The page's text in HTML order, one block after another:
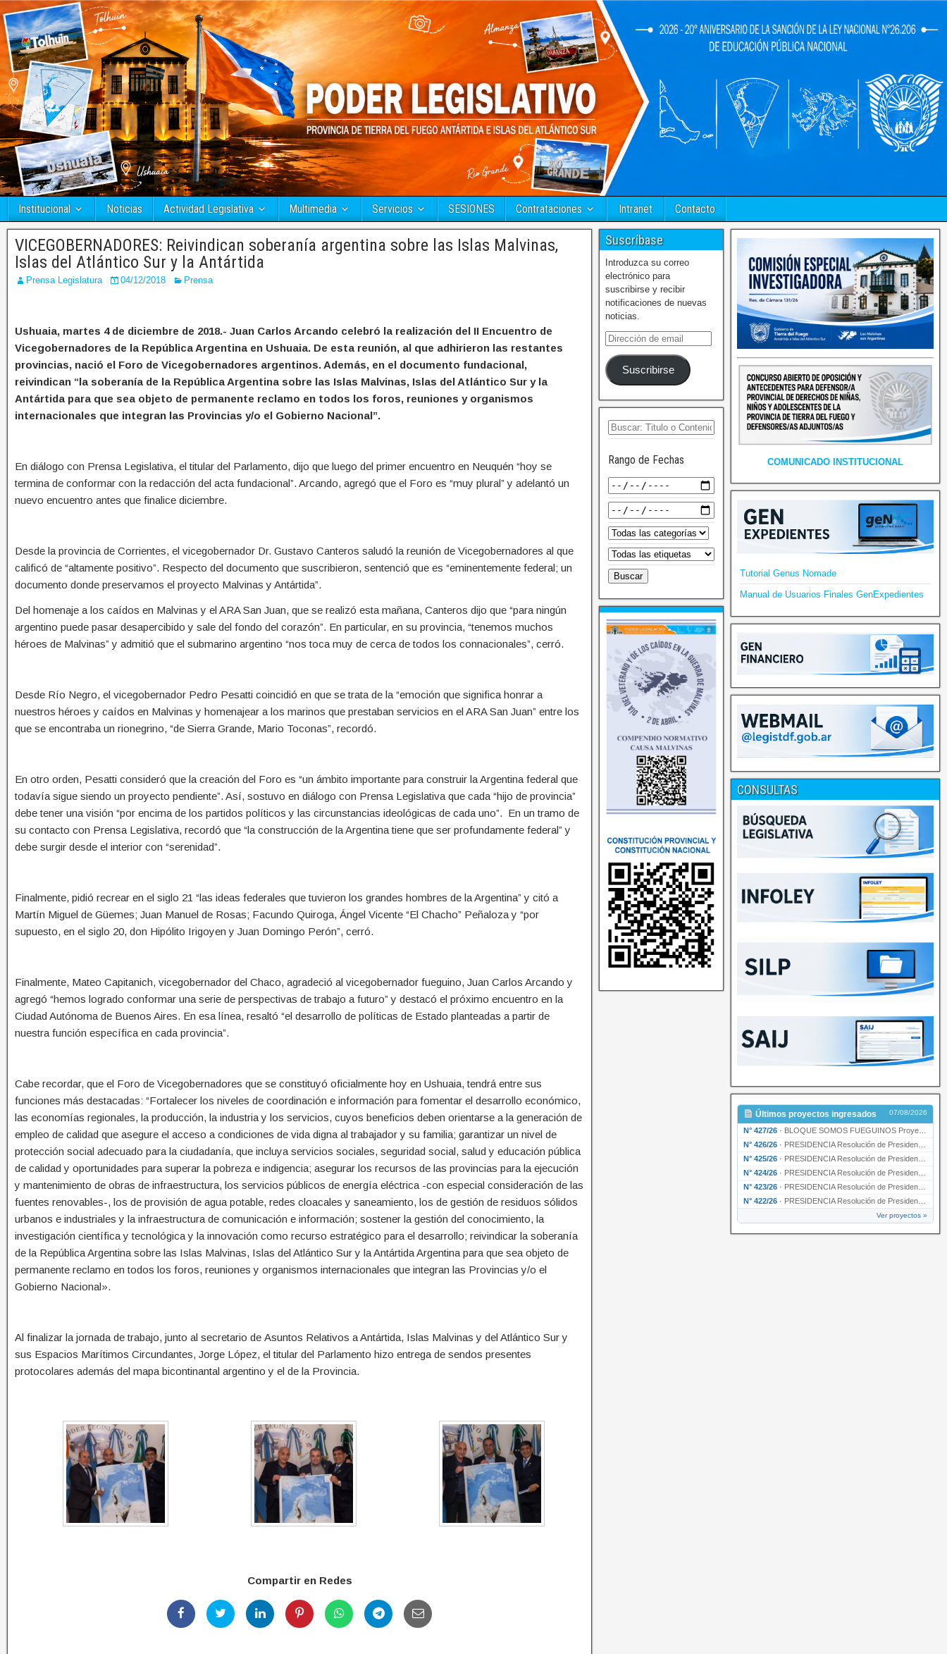
Institucional Noticias Actividad Legislativa Multimedia Servicios SESIONES Contrataciones Intranet Contacto
VICEGOBERNADORES: Reivindican soberanía argentina sobre las Islas Malvinas,
Islas del Atlántico Sur y la Antártida
Prensa Legislatura 04/12/2018 Prensa
Ushuaia, martes 4 de diciembre de 2018.- Juan Carlos Arcando celebró la realización del II Encuentro de
Vicegobernadores de la República Argentina en Ushuaia. De esta reunión, al que adhirieron las restantes
provincias, nació el Foro de Vicegobernadores argentinos. Además, en el documento fundacional,
reivindican “la soberanía de la República Argentina sobre las Islas Malvinas, Islas del Atlántico Sur y la
Antártida para que sea objeto de permanente reclamo en todos los foros, reuniones y organismos
internacionales que integran las Provincias y/o el Gobierno Nacional”.
En diálogo con Prensa Legislativa, el titular del Parlamento, dijo que luego del primer encuentro en Neuquén “hoy se
termina de conformar con la redacción del acta fundacional”. Arcando, agregó que el Foro es “muy plural” y adelantó un
nuevo encuentro antes que finalice diciembre.
Desde la provincia de Corrientes, el vicegobernador Dr. Gustavo Canteros saludó la reunión de Vicegobernadores al que
calificó de “altamente positivo”. Respecto del documento que suscribieron, sentenció que es “eminentemente federal; un
documento donde preservamos el proyecto Malvinas y Antártida”.
Del homenaje a los caídos en Malvinas y el ARA San Juan, que se realizó esta mañana, Canteros dijo que “para ningún
argentino puede pasar desapercibido y sale del fondo del corazón”. En particular, en su provincia, “tenemos muchos
héroes de Malvinas” y admitió que el submarino argentino “nos toca muy de cerca de todos los connacionales”, cerró.
Desde Río Negro, el vicegobernador Pedro Pesatti coincidió en que se trata de la “emoción que significa honrar a
nuestros héroes y caídos en Malvinas y homenajear a los marinos que prestaban servicios en el ARA San Juan” entre los
que se encontraba un rionegrino, “de Sierra Grande, Mario Toconas”, recordó.
En otro orden, Pesatti consideró que la creación del Foro es “un ámbito importante para construir la Argentina federal que
todavía sigue siendo un proyecto pendiente”. Así, sostuvo en diálogo con Prensa Legislativa que cada “hijo de provincia”
debe tener una visión “por encima de los partidos políticos y las circunstancias ideológicas de cada uno”. En un tramo de
su contacto con Prensa Legislativa, recordó que “la construcción de la Argentina tiene que ser profundamente federal” y
debe surgir desde el interior con “serenidad”.
Finalmente, pidió recrear en el siglo 21 “las ideas federales que tuvieron los grandes hombres de la Argentina” y citó a
Martín Miguel de Güemes; Juan Manuel de Rosas; Facundo Quiroga, Ángel Vicente “El Chacho” Peñaloza y “por
supuesto, en el siglo 20, don Hipólito Irigoyen y Juan Domingo Perón”, cerró.
Finalmente, Mateo Capitanich, vicegobernador del Chaco, agradeció al vicegobernador fueguino, Juan Carlos Arcando y
agregó “hemos logrado conformar una serie de perspectivas de trabajo a futuro” y destacó el próximo encuentro en la
Ciudad Autónoma de Buenos Aires. En esa línea, resaltó “el desarrollo de políticas de Estado planteadas a partir de
nuestra función específica en cada provincia”.
Cabe recordar, que el Foro de Vicegobernadores que se constituyó oficialmente hoy en Ushuaia, tendrá entre sus
funciones más destacadas: “Fortalecer los niveles de coordinación e información para fomentar el desarrollo económico,
las economías regionales, la producción, la industria y los servicios, cuyos beneficios deben orientarse a la generación de
empleo de calidad que asegure el acceso a condiciones de vida digna al trabajador y su familia; garantizar un nivel de
protección social adecuado para la ciudadanía, que incluya servicios sociales, seguridad social, salud y educación pública
de calidad y oportunidades para superar la pobreza e indigencia; asegurar los recursos de las provincias para la ejecución
y mantenimiento de obras de infraestructura, los servicios públicos de energía eléctrica -con especial consideración de las
fuentes renovables-, los de provisión de agua potable, redes cloacales y saneamiento, los de gestión de residuos sólidos
urbanos e industriales y la infraestructura de comunicación e información; sostener la gestión del conocimiento, la
investigación científica y tecnológica y la innovación como recurso estratégico para el desarrollo; reivindicar la soberanía
de la República Argentina sobre las Islas Malvinas, Islas del Atlántico Sur y la Antártida Argentina para que sea objeto de
permanente reclamo en todos los foros, reuniones y organismos internacionales que integran las Provincias y/o el
Gobierno Nacional».
Al finalizar la jornada de trabajo, junto al secretario de Asuntos Relativos a Antártida, Islas Malvinas y del Atlántico Sur y
sus Espacios Marítimos Circundantes, Jorge López, el titular del Parlamento hizo entrega de sendos presentes
protocolares además del mapa bicontinantal argentino y el de la Provincia.
Compartir en Redes
Suscríbase
Introduzca su correo
electrónico para
suscribirse y recibir
notificaciones de nuevas
noticias.
Suscribirse
Rango de Fechas COMUNICADO INSTITUCIONAL
Tutorial Genus Nomade
Manual de Usuarios Finales GenExpedientes
CONSULTAS
Últimos proyectos ingresados 07/08/2026
N° 427/26 · BLOQUE SOMOS FUEGUINOS Proyecto de Declaración declarando de interés provincial PRESIDENCI…
N° 426/26 · PRESIDENCIA Resolución de Presidencia N° 216/26 declarando de interés provincial la labor …
N° 425/26 · PRESIDENCIA Resolución de Presidencia N° 212/26 declarando de interés provincial el “50° A…
N° 424/26 · PRESIDENCIA Resolución de Presidencia Nº 210/26 declarando de interés provincial el proyec…
N° 423/26 · PRESIDENCIA Resolución de Presidencia Nº 209/26 declarando de interés provincial la presen…
N° 422/26 · PRESIDENCIA Resolución de Presidencia N° 200/26 para su ratificación.
Ver proyectos »